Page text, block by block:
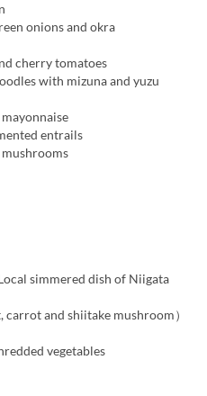
onions and okra
cherry tomatoes
with mizuna and yuzu
entrails
mushrooms
simmered dish of Niigata
carrot and shiitake mushroom）
vegetables